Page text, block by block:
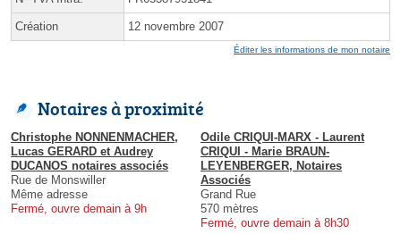
Création 12 novembre 2007
Éditer les informations de mon notaire
Notaires à proximité
Christophe NONNENMACHER,
Lucas GERARD et Audrey
DUCANOS notaires associés
Rue de Monswiller
Même adresse
Fermé, ouvre demain à 9h
Odile CRIQUI-MARX - Laurent
CRIQUI - Marie BRAUN-
LEYENBERGER, Notaires
Associés
Grand Rue
570 mètres
Fermé, ouvre demain à 8h30